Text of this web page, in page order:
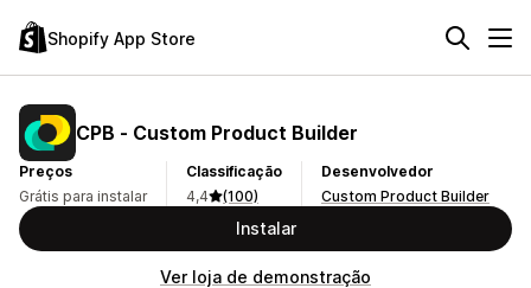
Shopify App Store
CPB ‑ Custom Product Builder
Preços
Grátis para instalar
Classificação
4,4
(100)
Desenvolvedor
Custom Product Builder
Instalar
Ver loja de demonstração